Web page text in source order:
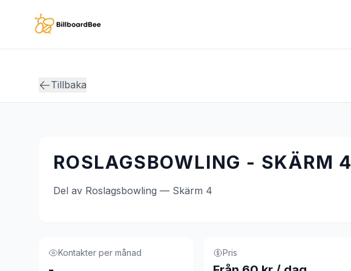
Tillbaka
ROSLAGSBOWLING - SKÄRM 4
Del av Roslagsbowling — Skärm 4
Kontakter per månad Pris